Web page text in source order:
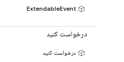
درخواست کنید
درخواست کنید